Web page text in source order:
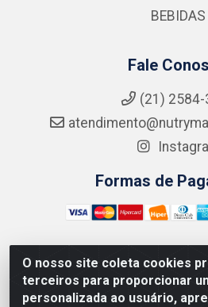
O nosso site coleta cookies
terceiros para proporcionar
personalizada ao usuário,
BEBIDAS
Fale
(21)
Formas de
NUTRY MAX COMÉRCIO DE
LTDA - RUA DO FEIJÃO, 721